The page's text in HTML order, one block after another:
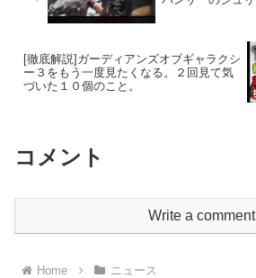
[徹底解説]ガーディアンズオブギャラクシ
ー３をもう一度見たくなる。２回見て気
づいた１０個のこと。
コメント
Write a comment
Home ニュース